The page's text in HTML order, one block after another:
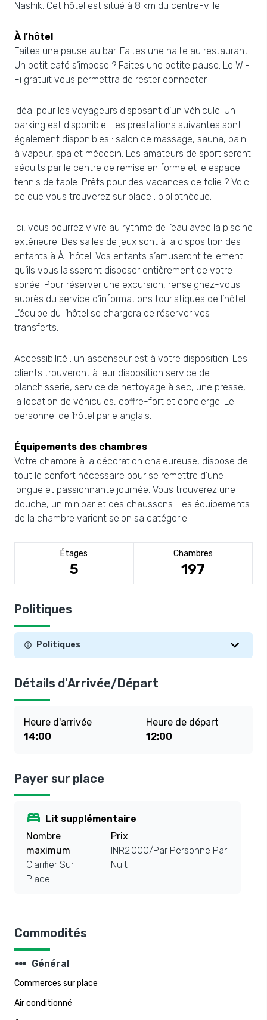
Nashik. Cet hôtel est situé à 8 km du centre-ville.
À l’hôtel
Faites une pause au bar. Faites une halte au restaurant.
Un petit café s’impose ? Faites une petite pause. Le Wi-
Fi gratuit vous permettra de rester connecter.
Idéal pour les voyageurs disposant d’un véhicule. Un
parking est disponible. Les prestations suivantes sont
également disponibles : salon de massage, sauna, bain
à vapeur, spa et médecin. Les amateurs de sport seront
séduits par le centre de remise en forme et le espace
tennis de table. Prêts pour des vacances de folie ? Voici
ce que vous trouverez sur place : bibliothèque.
Ici, vous pourrez vivre au rythme de l’eau avec la piscine
extérieure. Des salles de jeux sont à la disposition des
enfants à À l’hôtel. Vos enfants s’amuseront tellement
qu’ils vous laisseront disposer entièrement de votre
soirée. Pour réserver une excursion, renseignez-vous
auprès du service d’informations touristiques de l’hôtel.
L’équipe du l’hôtel se chargera de réserver vos
transferts.
Accessibilité : un ascenseur est à votre disposition. Les
clients trouveront à leur disposition service de
blanchisserie, service de nettoyage à sec, une presse,
la location de véhicules, coffre-fort et concierge. Le
personnel del’hôtel parle anglais.
Équipements des chambres
Votre chambre à la décoration chaleureuse, dispose de
tout le confort nécessaire pour se remettre d’une
longue et passionnante journée. Vous trouverez une
douche, un minibar et des chaussons. Les équipements
de la chambre varient selon sa catégorie.
Étages
5
Chambres
197
Politiques
Politiques
Détails d'Arrivée/Départ
Heure d'arrivée
14:00
Heure de départ
12:00
Payer sur place
bed Lit supplémentaire
Nombre
maximum
Clarifier Sur
Place
Prix
INR2 000/Par Personne Par
Nuit
Commodités
steppers Général
Commerces sur place
Air conditionné